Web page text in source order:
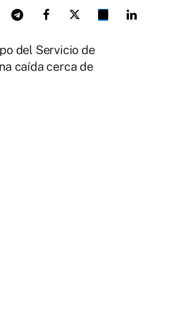
del Servicio de
caída cerca de